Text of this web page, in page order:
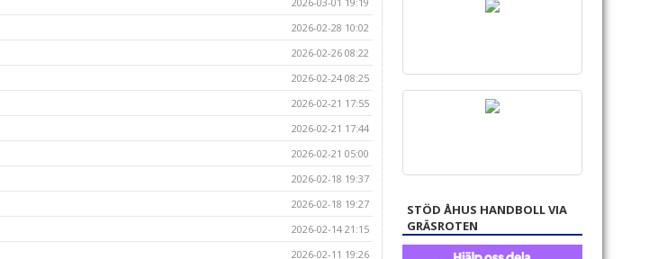
2026-02-28 10:02
2026-02-26 08:22
2026-02-24 08:25
2026-02-21 17:55
2026-02-21 17:44
2026-02-21 05:00
2026-02-18 19:37
2026-02-18 19:27
2026-02-14 21:15
2026-02-11 19:26
STÖD ÅHUS HANDBOLL VIA
GRÄSROTEN